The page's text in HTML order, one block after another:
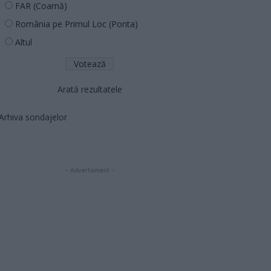
FAR (Coarnă)
România pe Primul Loc (Ponta)
Altul
Arată rezultatele
sondajelor
- Advertisment -